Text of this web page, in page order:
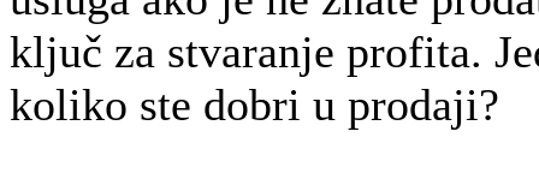
ključ za stvaranje profita.
koliko ste dobri u prodaji?